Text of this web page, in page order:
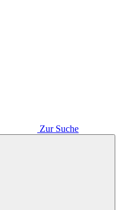
Zur Suche